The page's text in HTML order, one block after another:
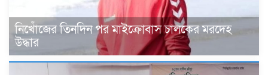
নিখোঁজের তিনদিন পর মাইক্রোবাস চালকের মরদেহ
উদ্ধার